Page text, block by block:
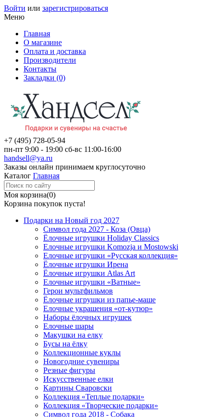
Войти или зарегистрироваться
Меню
Главная
О магазине
Оплата и доставка
Производители
Контакты
Закладки (0)
+7 (495) 728-05-94
пн-пт 9:00 - 19:00 сб-вс 11:00-16:00
handsell@ya.ru
Заказы онлайн принимаем круглосуточно
Каталог Главная
Моя корзина(0)
Корзина покупок пуста!
Подарки на Новый год 2027
Символ года 2027 - Коза (Овца)
Ёлочные игрушки Holiday Classics
Елочные игрушки Komozja и Mostowski
Елочные игрушки «Русская коллекция»
Ёлочные игрушки Ирена
Ёлочные игрушки Atlas Art
Елочные игрушки «Ватные»
Герои мультфильмов
Ёлочные игрушки из папье-маше
Елочные украшения «от-кутюр»
Наборы ёлочных игрушек
Елочные шары
Макушки на елку
Бусы на ёлку
Коллекционные куклы
Новогодние сувениры
Резные фигуры
Искусственные елки
Картины Сваровски
Коллекция «Теплые подарки»
Коллекция «Творческие подарки»
Символ года 2018 - Собака